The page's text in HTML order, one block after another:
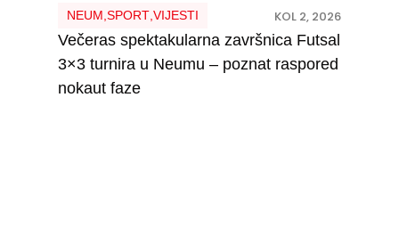
NEUM SPORT, VIJESTI KOL 2, 2026
Večeras spektakularna završnica Futsal
3×3 turnira u Neumu – poznat raspored
nokaut faze